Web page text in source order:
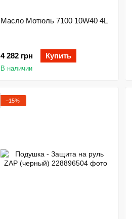
Масло Мотюль 7100 10W40 4L
4 282 грн Купить
В наличии
−15%